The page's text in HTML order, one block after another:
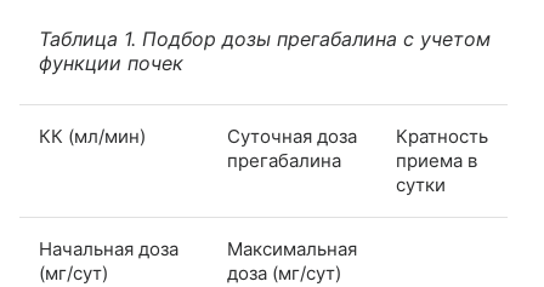
Таблица 1. Подбор дозы прегабалина с учетом
функции почек
КК (мл/мин)
Суточная доза
прегабалина
Кратность
приема в
сутки
Начальная доза
(мг/сут)
Максимальная
доза (мг/сут)